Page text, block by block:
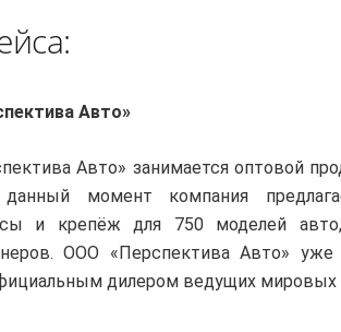
Авто»
Авто» занимается оптовой
момент компания
и крепёж для 750 моделей
ООО «Перспектива Авто»
дилером ведущих